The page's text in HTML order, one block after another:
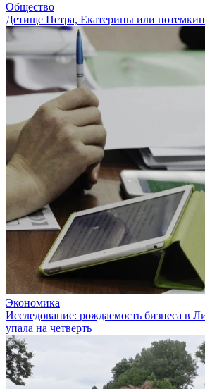
Общество
Детище Петра, Екатерины или
Экономика
Исследование: рождаемость бизнеса в
упала на четверть